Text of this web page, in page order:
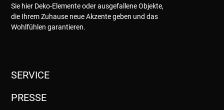
Sie hier Deko-Elemente oder ausgefallene Objekte,
die Ihrem Zuhause neue Akzente geben und das
Wohlfühlen garantieren.
SERVICE
PRESSE